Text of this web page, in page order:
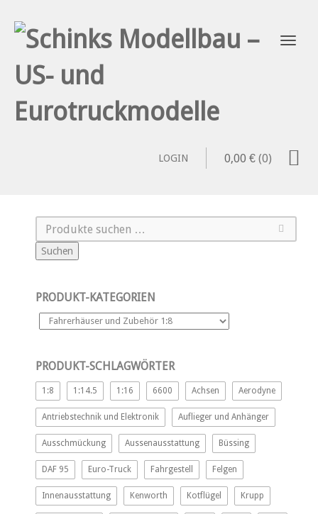
0,00 € (0)
LOGIN
Suchen
PRODUKT-KATEGORIEN
PRODUKT-SCHLAGWÖRTER
1:8 1:14.5 1:16 6600 Achsen Aerodyne
Antriebstechnik und Elektronik Auflieger und Anhänger
Ausschmückung Aussenausstattung Büssing
DAF 95 Euro-Truck Fahrgestell Felgen
Innenausstattung Kenworth Kotflügel Krupp